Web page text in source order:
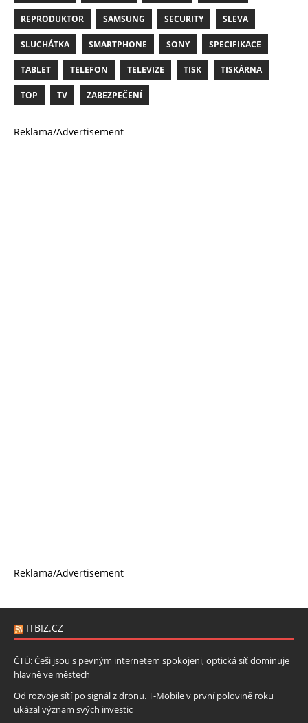
REPRODUKTOR SAMSUNG SECURITY SLEVA
SLUCHÁTKA SMARTPHONE SONY SPECIFIKACE
TABLET TELEFON TELEVIZE TISK TISKÁRNA
TOP TV ZABEZPEČENÍ
Reklama/Advertisement
Reklama/Advertisement
ITBIZ.CZ
ČTÚ: Češi jsou s pevným internetem spokojeni, optická síť dominuje
hlavně ve městech
Od rozvoje sítí po signál z dronu. T-Mobile v první polovině roku
ukázal význam svých investic